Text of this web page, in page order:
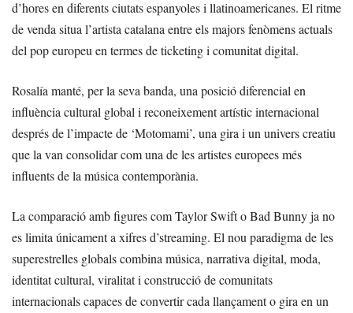
d’hores en diferents ciutats espanyoles i llatinoamericanes. El ritme
de venda situa l’artista catalana entre els majors fenòmens actuals
del pop europeu en termes de ticketing i comunitat digital.
Rosalía manté, per la seva banda, una posició diferencial en
influència cultural global i reconeixement artístic internacional
després de l’impacte de ‘Motomami’, una gira i un univers creatiu
que la van consolidar com una de les artistes europees més
influents de la música contemporània.
La comparació amb figures com Taylor Swift o Bad Bunny ja no
es limita únicament a xifres d’streaming. El nou paradigma de les
superestrelles globals combina música, narrativa digital, moda,
identitat cultural, viralitat i construcció de comunitats
internacionals capaces de convertir cada llançament o gira en un